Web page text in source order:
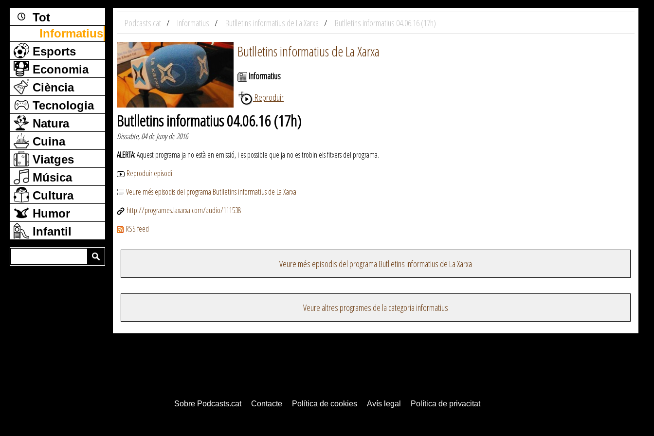
Tot
Informatius
Esports
Economia
Ciència
Tecnologia
Natura
Cuina
Viatges
Música
Cultura
Humor
Infantil
Podcasts.cat Informatius Butlletins informatius de La Xarxa Butlletins informatius 04.06.16 (17h)
Butlletins informatius de La Xarxa
Informatius
Reproduir
Butlletins informatius 04.06.16 (17h)
Dissabte, 04 de Juny de 2016
ALERTA:Aquest programa ja no està en emissió, i es possible que ja no es trobin els fitxers del programa.
Reproduir episodi
Veure més episodis del programa Butlletins informatius de La Xarxa
http://programes.laxarxa.com/audio/111538
RSS feed
Veure més episodis del programa Butlletins informatius de La Xarxa
Veure altres programes de la categoria informatius
Sobre Podcasts.cat Contacte Política de cookies Avís legal Política de privacitat